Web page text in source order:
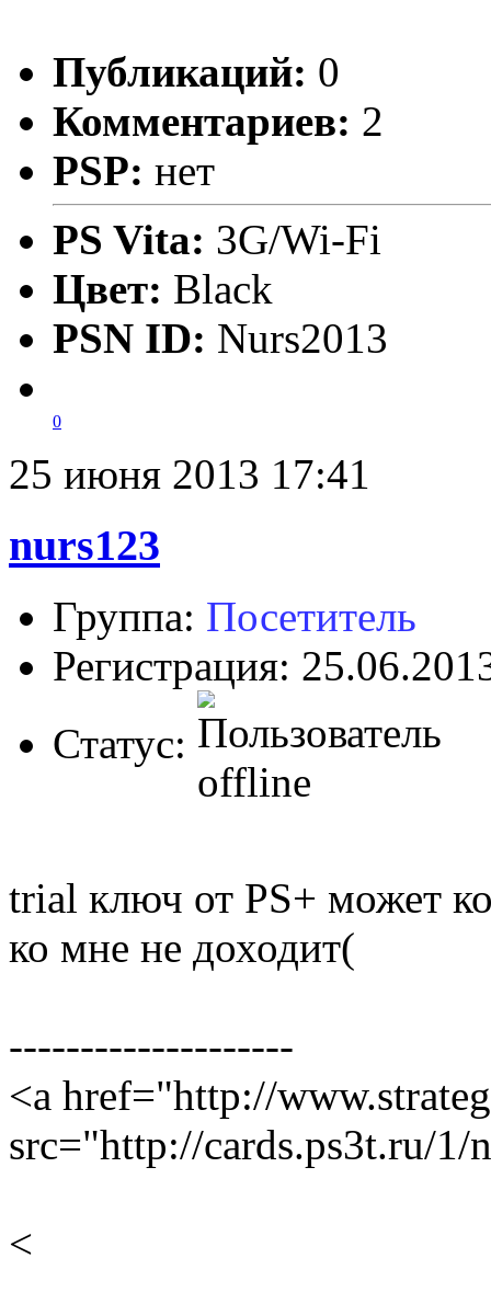
Публикаций: 0
Комментариев: 2
PSP: нет
PS Vita: 3G/Wi-Fi
Цвет: Black
PSN ID: Nurs2013
0
25 июня 2013 17:41
nurs123
Группа: Посетитель
Регистрация:
Статус:
trial ключ от PS+ может
ко мне не доходит(
--------------------
<a href="http://
src="http://cards.ps3t.ru/1/
<